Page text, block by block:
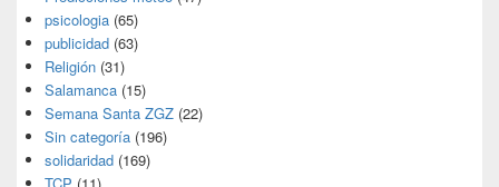
psicologia (65)
publicidad (63)
Religión (31)
Salamanca (15)
Semana Santa ZGZ (22)
Sin categoría (196)
solidaridad (169)